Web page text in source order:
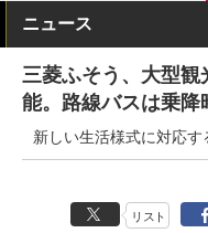
ニュース
三菱ふそう、大型観
能。路線バスは乗降
新しい生活様式に対応
リスト